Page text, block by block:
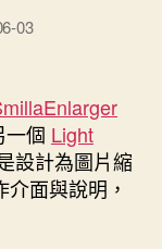
03
一個 Light
設計為圖片縮
面與說明，